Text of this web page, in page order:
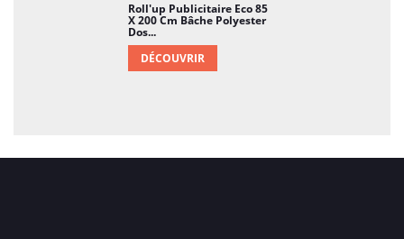
Roll'up Publicitaire Eco 85
X 200 Cm Bâche Polyester
Dos...
DÉCOUVRIR